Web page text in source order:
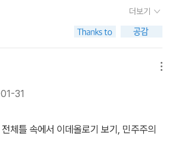
두 얼굴은 소로스의 두 얼굴과 꼭 닮았다.
실질적 독점을 노리며 경쟁사들을 파산시
성하기 위해 온갖 치사한 거래 수법을 동
가장 커다란 규모의 자선가이기도 한 그는,
질문을 던진다. 자유주의적 공산주의자
무자비한 이윤 추구 행위도 상쇄된다. 자
을 감추고 있는 인도주의적 가면이다. 선
통해 미개발 국가들을 ‘도움’으로써, 그들
움'으로써, 그들 스스로가 후진국의 빈곤에
있다는 핵심적 쟁점을 회피한다. 이는 초
만이다. 빌 게이츠를 위시한
결국 '자유주의적 공산주의자'이며, 그들을
한 질문엔 베르톨트 브레히트의 <선한 자
인용해 대답한다. 그 시의 마지막 문단은
으라, 우리는 그대가 우리의 적임을 안다.
대를 벽 앞에 세우리라. 그러나 그대의 미
리는 그대를 좋은 벽 앞에 세우고 그대를
키는 것으로 보인다면, 객관적인 폭력은
는 폭력입니다. 이것은 눈에 보이지 않지
가서 민주주의를 말하는 것입니다.선물투
에서 정점에 달하는 자본의 폭력은 악한
관적이고, 체계적이며, 익명성이 있습니
은 자본주의 체제가 지금까지 등장한 어
보다 훨씬 더 섬뜩하다고 말합니다. 헤겔
일이다. 하루는 숲 속에서 게릴라 전처럼
을 움직이고 숨고 했다. 날씨도 화창하고
에서 저게 뭐 하는 짓인가, 하는 우스꽝스
이 자신들이 하고 있는 임무를, 나처럼 우
머리 속에 복잡해지면 단순한 일을 할 수
가 복잡해질 수 있는 책을 원천 봉쇄해버
지하기 위해 일반인이 책을 금기시한 일
상에는 무익할 수 있지만 사람이 살아가
더보기
31
체틀 속에서 이데올로기 보기, 민주주의